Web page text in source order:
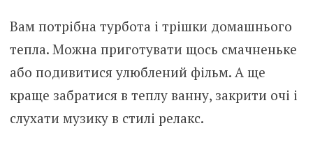
Вам потрібна турбота і трішки домашнього
тепла. Можна приготувати щось смачненьке
або подивитися улюблений фільм. А ще
краще забратися в теплу ванну, закрити очі і
слухати музику в стилі релакс.